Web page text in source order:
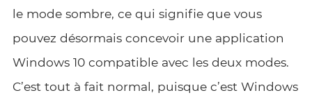
le mode sombre, ce qui signifie que vous
pouvez désormais concevoir une application
Windows 10 compatible avec les deux modes.
C’est tout à fait normal, puisque c’est Windows